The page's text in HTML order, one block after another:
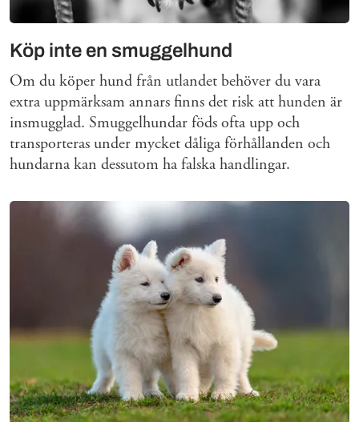
Köp inte en smuggelhund
Om du köper hund från utlandet behöver du vara
extra uppmärksam annars finns det risk att hunden är
insmugglad. Smuggelhundar föds ofta upp och
transporteras under mycket dåliga förhållanden och
hundarna kan dessutom ha falska handlingar.